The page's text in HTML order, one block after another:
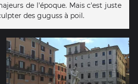
de l'époque. Mais c'est juste
des guguss à poil.